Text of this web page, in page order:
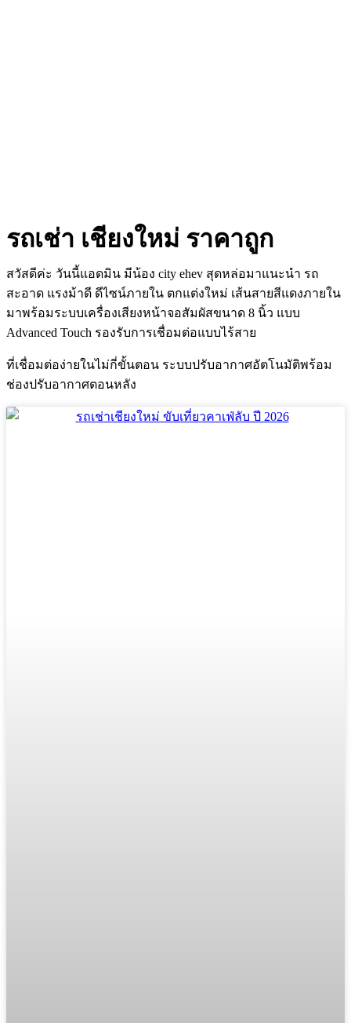
รถเช่า เชียงใหม่ ราคาถูก
สวัสดีค่ะ วันนี้แอดมิน มีน้อง city ehev สุดหล่อมาแนะนำ รถ
สะอาด แรงม้าดี ดีไซน์ภายใน ตกแต่งใหม่ เส้นสายสีแดงภายใน
มาพร้อมระบบเครื่องเสียงหน้าจอสัมผัสขนาด 8 นิ้ว แบบ
Advanced Touch รองรับการเชื่อมต่อแบบไร้สาย
ที่เชื่อมต่อง่ายในไม่กี่ขั้นตอน ระบบปรับอากาศอัตโนมัติพร้อม
ช่องปรับอากาศตอนหลัง